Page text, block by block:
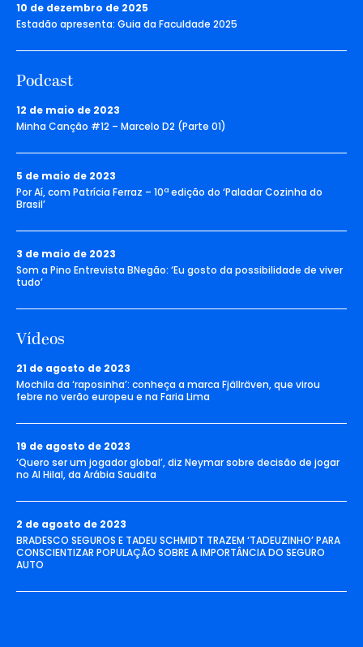
10 de dezembro de 2025
Estadão apresenta: Guia da Faculdade 2025
Podcast
12 de maio de 2023
Minha Canção #12 – Marcelo D2 (Parte 01)
5 de maio de 2023
Por Aí, com Patrícia Ferraz – 10ª edição do ‘Paladar Cozinha do
Brasil’
3 de maio de 2023
Som a Pino Entrevista BNegão: ‘Eu gosto da possibilidade de viver
tudo’
Vídeos
21 de agosto de 2023
Mochila da ‘raposinha’: conheça a marca Fjällräven, que virou
febre no verão europeu e na Faria Lima
19 de agosto de 2023
‘Quero ser um jogador global’, diz Neymar sobre decisão de jogar
no Al Hilal, da Arábia Saudita
2 de agosto de 2023
BRADESCO SEGUROS E TADEU SCHMIDT TRAZEM ‘TADEUZINHO’ PARA
CONSCIENTIZAR POPULAÇÃO SOBRE A IMPORTÂNCIA DO SEGURO
AUTO